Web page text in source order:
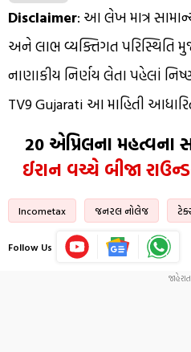
Disclaimer: આ લેખ માત્ર
અને લાભ વ્યક્તિગત
નાણાકીય નિર્ણય લેતા પહેલાં
TV9 Gujarati આ માહિતી
20 એપ્રિલના મહત્વના
ઈરાન વચ્ચે બીજા
Incometax જનરલ નોલેજ
Follow Us